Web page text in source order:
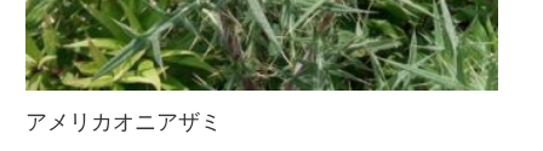
アメリカオニアザミ